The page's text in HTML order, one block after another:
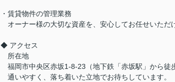
・賃貸物件の管理業務
オーナー様の大切な資産を、安心してお任せいただ
◆ アクセス
所在地
福岡市中央区赤坂1-8-23（地下鉄「赤坂駅」から徒
通いやすく、落ち着いた立地でお待ちしています。